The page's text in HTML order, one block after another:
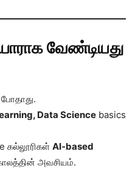
வேண்டியது
Data Science basics
கல்லூரிகள் AI-based
அவசியம்.